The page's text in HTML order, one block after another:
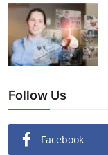
Follow Us
Facebook